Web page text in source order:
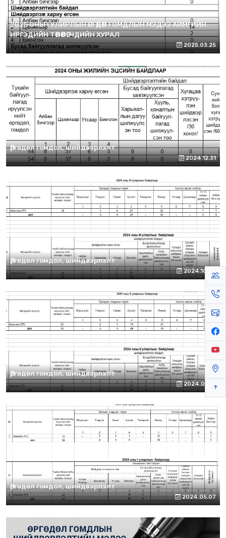
2025 ОНЫ I УЛИРЛЫН ӨРГӨДӨЛ ГОМДЛЫН МЭДЭЭ АЙМГИЙН
ИРГЭДИЙН ТӨЛӨӨЛӨГЧДИЙН ХУРАЛ
2025.03.25
Өргөдөл гомдол, шийдвэрлэлт
2024.12.31
Өргөдөл гомдол, шийдвэрлэлт
2024.10.07
Өргөдөл гомдол, шийдвэрлэлт
2024.06.13
Өргөдөл гомдол, шийдвэрлэлт
2024.05.07